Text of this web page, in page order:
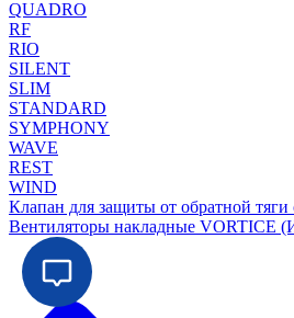
QUADRO
RF
RIO
SILENT
SLIM
STANDARD
SYMPHONY
WAVE
REST
WIND
Клапан для защиты от обратной
Вентиляторы накладные VORTICE